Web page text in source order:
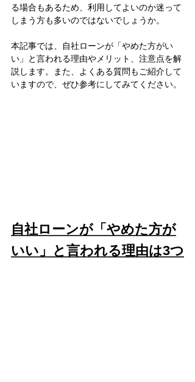
る場合もあるため、利用してよいのか迷って
しまう方も多いのではないでしょうか。
本記事では、自社ローンが「やめた方がい
い」と言われる理由やメリット、注意点を解
説します。また、よくある質問もご紹介して
いますので、ぜひ参考にしてみてください。
自社ローンが「やめた方が
いい」と言われる理由は3つ